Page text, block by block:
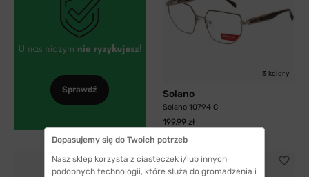
Sprawdź
3 kolory
Solano
Solano 10794 C
199,99 zł
Dopasujemy się do Twoich potrzeb
Nasz sklep korzysta z ciasteczek i/lub innych
podobnych technologii, które służą do gromadzenia i